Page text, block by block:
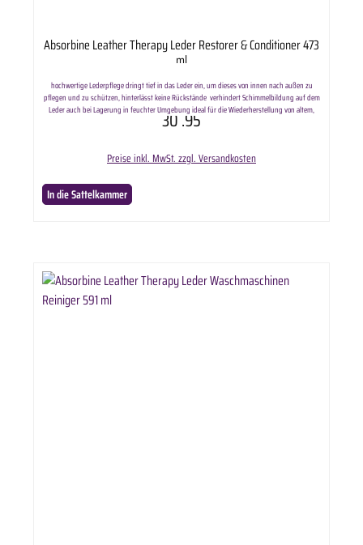
Absorbine Leather Therapy Leder Restorer & Conditioner 473
ml
hochwertige Lederpflege dringt tief in das Leder ein, um dieses von innen nach außen zu
pflegen und zu schützen, hinterlässt keine Rückstände verhindert Schimmelbildung auf dem
Leder auch bei Lagerung in feuchter Umgebung ideal für die Wiederherstellung von altem,
trockenen und schimmligem Leder pflegt langanhaltend Inhalt: 473ml
30.95
Preise inkl. MwSt. zzgl. Versandkosten
In die Sattelkammer